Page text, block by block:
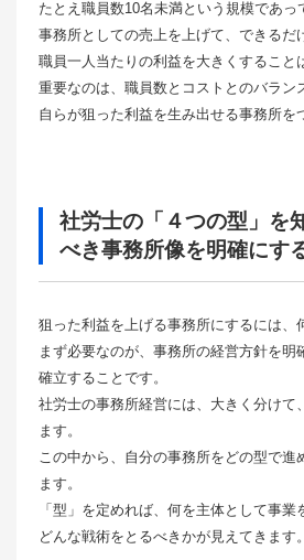
たとえ職員数10名未満という規模であっ
事務所としての売上を上げて、できるだ
職員一人当たりの利益を大きくすること
重要なのは、職員数とコストとのバラン
自らが狙った利益を生み出せる事務所を
社労士の「４つの型」を
べき事務所像を明確にす
狙った利益を上げる事務所にするには、
まず必要なのが、事務所の経営方針を明
確立することです。
社労士の事務所経営には、大きく分けて
ます。
この中から、自分の事務所をどの型で進
ます。
「型」を定めれば、何を主体として事業
どんな戦術をとるべきかが見えてきます。